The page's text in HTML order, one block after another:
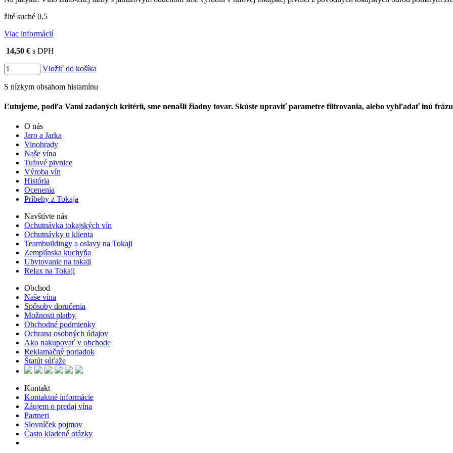
žlté suché 0,5
Viac informácií
14,50 € s DPH
Vložiť do košíka
S nízkym obsahom histamínu
Ľutujeme, podľa Vami zadaných kritérií, sme nenašli žiadny tovar. Skúste upraviť parametre filtrovania, alebo vyhľadať inú
O nás
Jaro a Jarka
Vinohrady
Naše vína
Tufové pivnice
Výroba vín
História
Ocenenia
Príbehy z Tokaja
Navštívte nás
Ochutnávka tokajských vín
Ochutnávky u klienta
Teambuildingy a oslavy na Tokaji
Zemplínska kuchyňa
Ubytovanie na tokaji
Relax na Tokaji
Obchod
Naše vína
Spôsoby doručenia
Možnosti platby
Obchodné podmienky
Ochrana osobných údajov
Ako nakupovať v obchode
Reklamačný poriadok
Štatút súťaže
Kontakt
Kontaktné informácie
Záujem o predaj vína
Partneri
Slovníček pojmov
Často kladené otázky